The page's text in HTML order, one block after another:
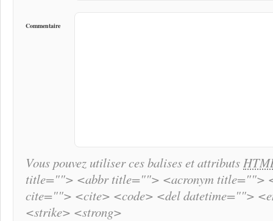
Commentaire
Vous pouvez utiliser ces balises et attributs
title=""> <abbr title=""> <acronym title="">
cite=""> <cite> <code> <del datetime="">
<strike> <strong>